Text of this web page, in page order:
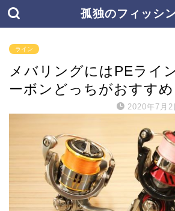
孤独のフィッシ
ライン
メバリングにはPEライ
ーボンどっちがおすすめ
2020年7月2